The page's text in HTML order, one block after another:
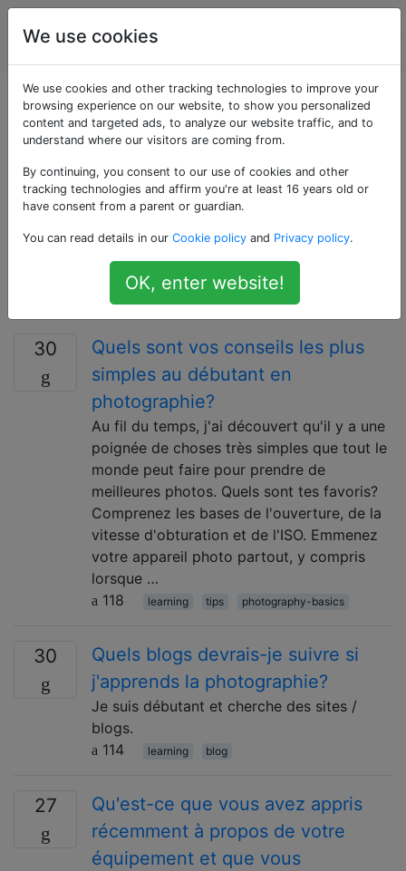
La
photographie
Questions marquées
«learning»
Les questions d'apprentissage portent directement sur
scolarité ou sur les ressources pédagogiques, par
exemple. Cette balise ne doit pas être utilisée pour
indiquer que l'on souhaite connaître la réponse à une
question particulière.
30
Quels sont vos conseils les plus
simples au débutant en
photographie?
Au fil du temps, j'ai découvert qu'il y a une
poignée de choses très simples que tout le
monde peut faire pour prendre de
meilleures photos. Quels sont tes favoris?
Comprenez les bases de l'ouverture, de la
vitesse d'obturation et de l'ISO. Emmenez
votre appareil photo partout, y compris
lorsque …
118
learning tips photography-basics
30
Quels blogs devrais-je suivre si
j'apprends la photographie?
Je suis débutant et cherche des sites /
blogs.
114
learning blog
27
Qu'est-ce que vous avez appris
récemment à propos de votre
équipement et que vous
We use cookies
We use cookies and other tracking technologies to improve your
browsing experience on our website, to show you personalized
content and targeted ads, to analyze our website traffic, and to
understand where our visitors are coming from.
By continuing, you consent to our use of cookies and other
tracking technologies and affirm you're at least 16 years old or
have consent from a parent or guardian.
You can read details in our Cookie policy and Privacy policy.
OK, enter website!